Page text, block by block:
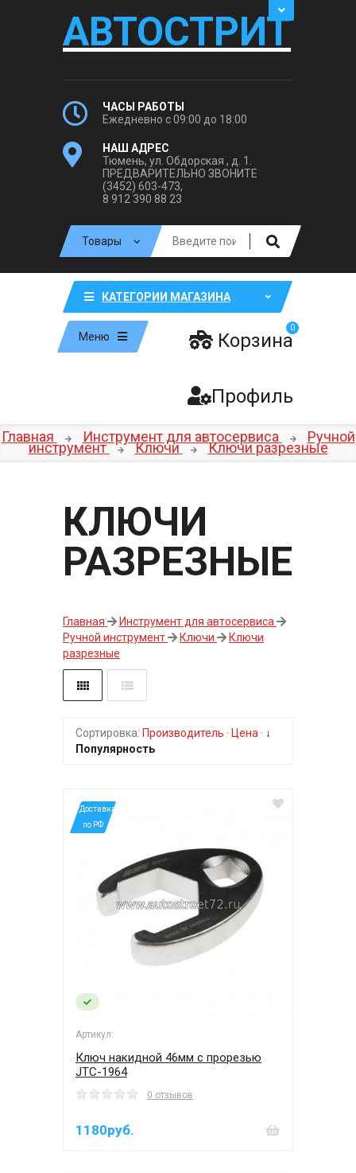
АВТОСТРИТ
ЧАСЫ РАБОТЫ
Ежедневно с 09:00 до 18:00
НАШ АДРЕС
Тюмень, ул. Обдорская , д. 1.
ПРЕДВАРИТЕЛЬНО ЗВОНИТЕ
(3452) 603-473,
8 912 390 88 23
КАТЕГОРИИ МАГАЗИНА
Меню Корзина
0
Профиль
Главная Инструмент для автосервиса Ручной
инструмент Ключи Ключи разрезные
КЛЮЧИ
РАЗРЕЗНЫЕ
Главная
Инструмент для автосервиса
Ручной инструмент
Ключи
Ключи
разрезные
Сортировка: Производитель · Цена · ↓
Популярность
*Доставка
по РФ
Артикул:
Ключ накидной 46мм с прорезью
JTC-1964
0 отзывов
1180руб.